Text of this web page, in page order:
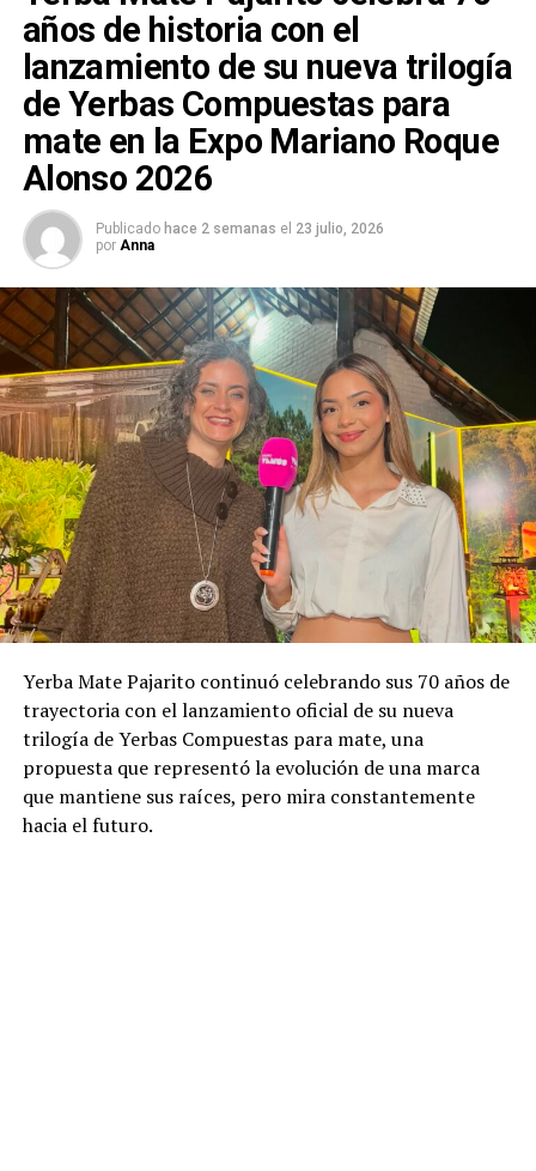
años de historia con el
lanzamiento de su nueva trilogía
de Yerbas Compuestas para
mate en la Expo Mariano Roque
Alonso 2026
Publicado hace 2 semanas el 23 julio, 2026
por Anna
Yerba Mate Pajarito continuó celebrando sus 70 años de
trayectoria con el lanzamiento oficial de su nueva
trilogía de Yerbas Compuestas para mate, una
propuesta que representó la evolución de una marca
que mantiene sus raíces, pero mira constantemente
hacia el futuro.